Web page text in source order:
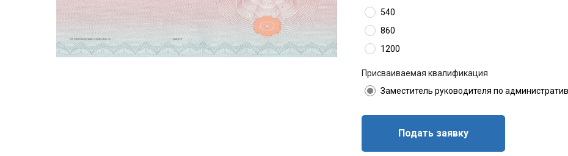
540
860
1200
Присваиваемая квалификация
Заместитель руководителя по
Подать заявку